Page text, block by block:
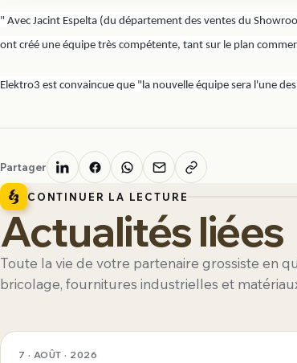
" Avec Jacint Espelta (du département des ventes du
ont créé une équipe très compétente, tant sur le plan
Elektro3 est convaincue que "la nouvelle équipe sera l'une
Partager
CONTINUER LA LECTURE
Actualités liées
Toute la vie de votre partenaire grossiste en
bricolage, fournitures industrielles et
7 · AOÛT · 2026